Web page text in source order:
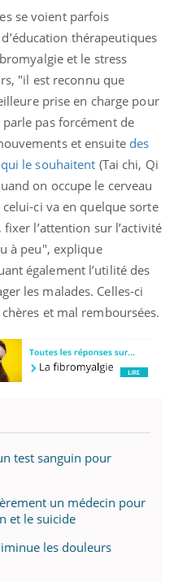
se voient parfois
thérapeutiques
et le stress
"il est reconnu que
prise en charge pour
pas forcément de
et ensuite des
le souhaitent (Tai chi, Qi
on occupe le cerveau
ci va en quelque sorte
l’attention sur l’activité
à peu", explique
également l’utilité des
les malades. Celles-ci
et mal remboursées.
test sanguin pour
un médecin pour
et le suicide
les douleurs